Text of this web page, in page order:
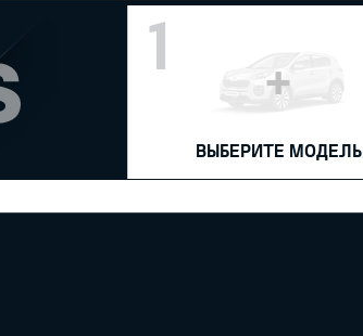
ВЫБЕРИТЕ МОДЕЛЬ